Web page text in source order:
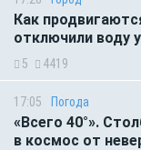
Как
отключили воду
5 4419
17:05 Погода
«Всего 40°».
в космос от